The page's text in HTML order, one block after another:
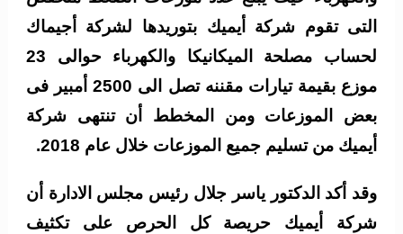
التى تقوم شركة أيميك بتوريدها لشركة أجيماك
لحساب مصلحة الميكانيكا والكهرباء حوالى 23
موزع بقيمة تيارات مقننه تصل الى 2500 أمبير فى
بعض الموزعات ومن المخطط أن تنتهى شركة
أيميك من تسليم جميع الموزعات خلال عام 2018.
وقد أكد الدكتور ياسر جلال رئيس مجلس الادارة أن
شركة أيميك حريصة كل الحرص على تكثيف